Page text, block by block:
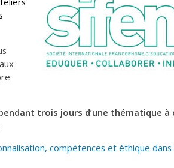
trois jours d’une thématique à
compétences et éthique dans